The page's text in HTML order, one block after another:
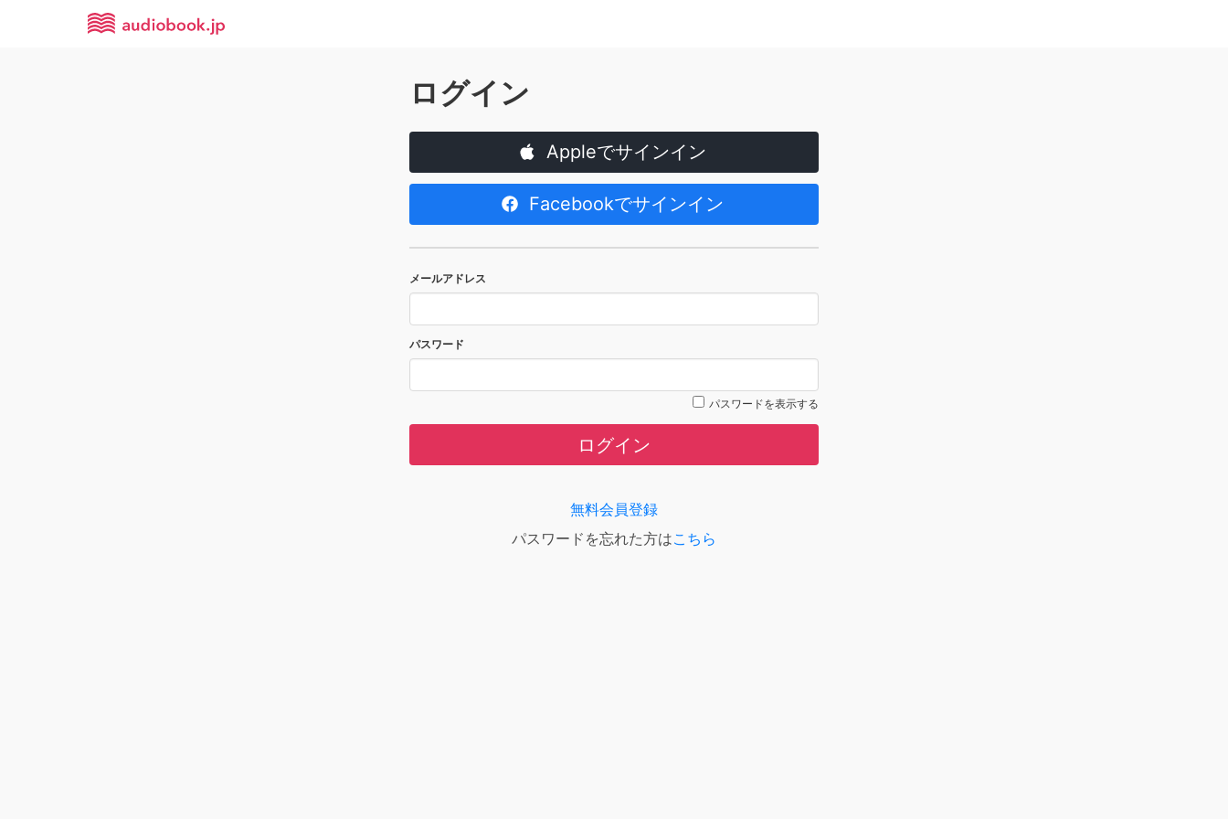
ログイン
Appleでサインイン
Facebookでサインイン
メールアドレス
パスワード
パスワードを表示する
ログイン
無料会員登録
パスワードを忘れた方はこちら